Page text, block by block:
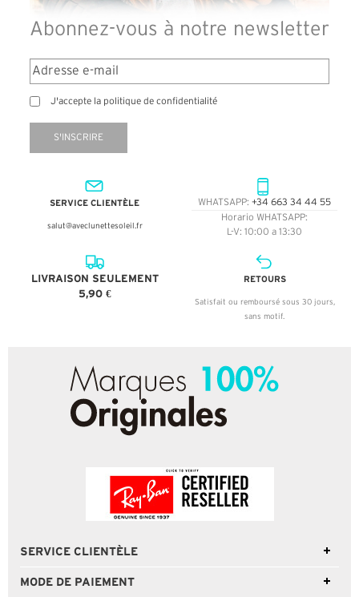
Abonnez-vous à notre newsletter
J'accepte la politique de confidentialité
S'INSCRIRE
SERVICE CLIENTÈLE
salut@aveclunettesoleil.fr
WHATSAPP: +34 663 34 44 55
Horario WHATSAPP:
L-V: 10:00 a 13:30
LIVRAISON SEULEMENT
5,90 €
RETOURS
Satisfait ou remboursé sous 30 jours,
sans motif.
SERVICE CLIENTÈLE
MODE DE PAIEMENT